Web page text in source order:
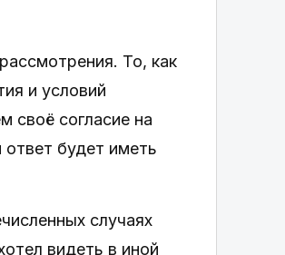
То, как
и условий
своё согласие на
будет иметь
случаях
видеть в иной